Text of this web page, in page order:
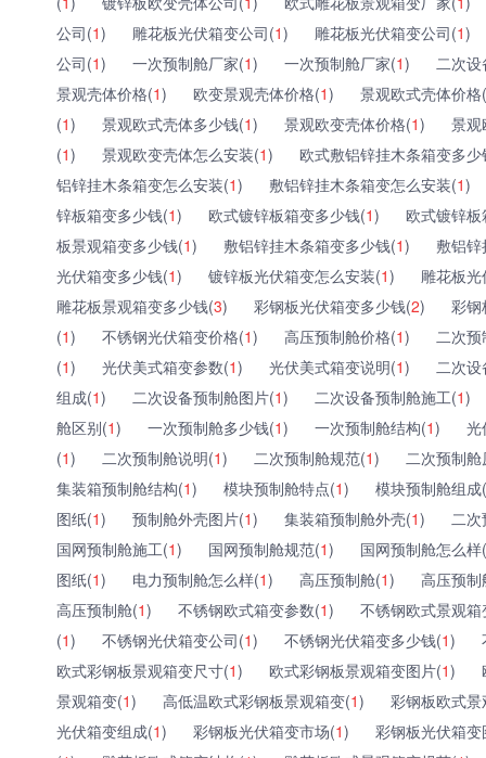
公司(1) 雕花板光伏箱变公司(1) 雕花板光伏箱变公司(1)
公司(1) 一次预制舱厂家(1) 一次预制舱厂家(1)
二次
景观壳体价格(1) 欧变景观壳体价格(1)
景观欧式壳体价格(
(1) 景观欧式壳体多少钱(1) 景观欧变壳体价格(1)
景观
(1) 景观欧变壳体怎么安装(1)
欧式敷铝锌挂木条箱变多少
铝锌挂木条箱变怎么安装(1) 敷铝锌挂木条箱变怎么安装(1)
锌板箱变多少钱(1) 欧式镀锌板箱变多少钱(1)
欧式镀锌
板景观箱变多少钱(1) 敷铝锌挂木条箱变多少钱(1)
敷铝
光伏箱变多少钱(1) 镀锌板光伏箱变怎么安装(1)
雕花板
雕花板景观箱变多少钱(3) 彩钢板光伏箱变多少钱(2)
彩钢
(1) 不锈钢光伏箱变价格(1) 高压预制舱价格(1)
二次
(1) 光伏美式箱变参数(1) 光伏美式箱变说明(1)
二次
组成(1) 二次设备预制舱图片(1) 二次设备预制舱施工(1)
舱区别(1) 一次预制舱多少钱(1) 一次预制舱结构(1)
光
(1) 二次预制舱说明(1) 二次预制舱规范(1)
二次预制
集装箱预制舱结构(1) 模块预制舱特点(1)
模块预制舱组成(
图纸(1) 预制舱外壳图片(1) 集装箱预制舱外壳(1)
二
国网预制舱施工(1) 国网预制舱规范(1)
国网预制舱怎么样(
图纸(1) 电力预制舱怎么样(1) 高压预制舱(1)
高压预
高压预制舱(1) 不锈钢欧式箱变参数(1)
不锈钢欧式景观
(1) 不锈钢光伏箱变公司(1) 不锈钢光伏箱变多少钱(1)
欧式彩钢板景观箱变尺寸(1) 欧式彩钢板景观箱变图片(1)
景观箱变(1) 高低温欧式彩钢板景观箱变(1)
彩钢板欧式
光伏箱变组成(1) 彩钢板光伏箱变市场(1)
彩钢板光伏箱